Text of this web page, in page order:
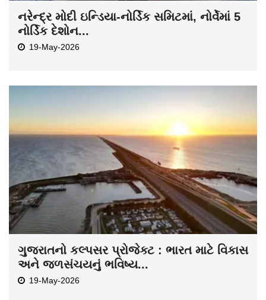
નરેન્દ્ર મોદી ઇન્ડિયા-નોર્ડિક સમિટમાં, નોર્વેમાં 5
નોર્ડિક દેશોન...
19-May-2026
ગુજરાતનો કલ્પસર પ્રોજેક્ટ : ભારત માટે વિકાસ
અને જળસંચયનું ભવિષ્ય...
19-May-2026